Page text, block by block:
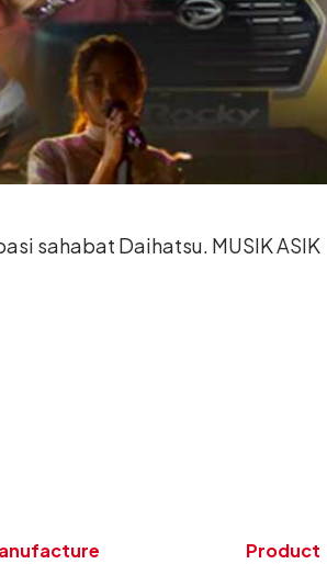
sahabat Daihatsu. MUSIK ASIK
dengerin lagu-lagunya Vierra,
Product